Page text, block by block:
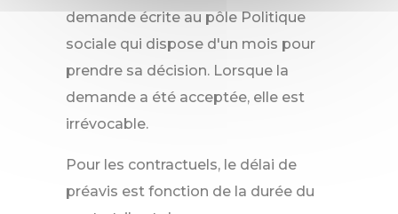
demande écrite au pôle Politique
sociale qui dispose d'un mois pour
prendre sa décision. Lorsque la
demande a été acceptée, elle est
irrévocable.
Pour les contractuels, le délai de
préavis est fonction de la durée du